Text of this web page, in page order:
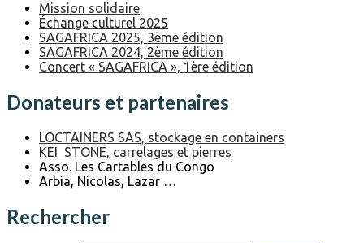
Mission solidaire
Échange culturel 2025
SAGAFRICA 2025, 3ème édition
SAGAFRICA 2024, 2ème édition
Concert « SAGAFRICA », 1ère édition
Donateurs et partenaires
LOCTAINERS SAS, stockage en containers
KEI STONE, carrelages et pierres
Asso. Les Cartables du Congo
Arbia, Nicolas, Lazar …
Rechercher